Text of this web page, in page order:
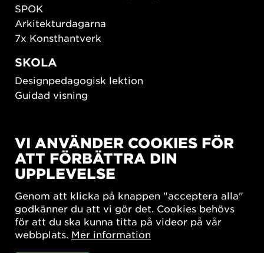
SPOK
Arkitekturdagarna
7x Konsthantverk
SKOLA
Designpedagogisk lektion
Guidad visning
New European Bauhaus
SUSTAINORDIC
Share Future Living
What Matter_s
VI ANVÄNDER COOKIES FÖR
ATT FÖRBÄTTRA DIN
UPPLEVELSE
Genom att klicka på knappen "acceptera alla"
godkänner du att vi gör det. Cookies behövs
för att du ska kunna titta på videor på vår
webbplats. Mer information